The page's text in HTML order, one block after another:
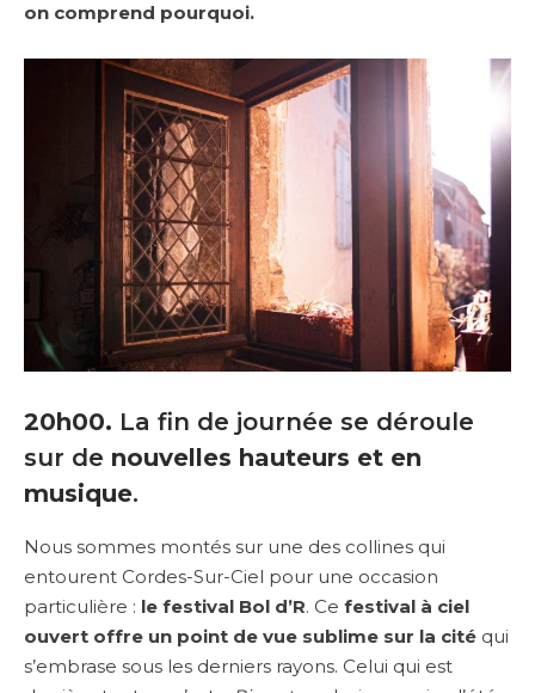
on comprend pourquoi.
20h00. La fin de journée se déroule
sur de nouvelles hauteurs et en
musique.
Nous sommes montés sur une des collines qui
entourent Cordes-Sur-Ciel pour une occasion
particulière : le festival Bol d’R. Ce festival à ciel
ouvert offre un point de vue sublime sur la cité qui
s’embrase sous les derniers rayons. Celui qui est